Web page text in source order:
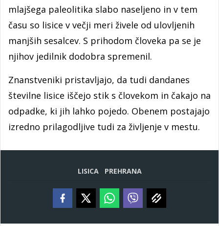
mlajšega paleolitika slabo naseljeno in v tem
času so lisice v večji meri živele od ulovljenih
manjših sesalcev. S prihodom človeka pa se je
njihov jedilnik dodobra spremenil.
Znanstveniki pristavljajo, da tudi dandanes
številne lisice iščejo stik s človekom in čakajo na
odpadke, ki jih lahko pojedo. Obenem postajajo
izredno prilagodljive tudi za življenje v mestu.
LISICA PREHRANA